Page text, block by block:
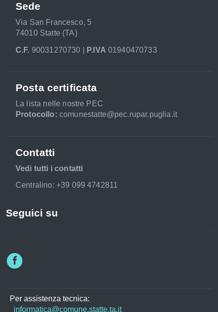
Sede
Via San Francesco, 5
74010 Statte (TA)
C.F. 90031270730 | P.IVA 01940470733
Posta certificata
La lista nelle nostre PEC
Protocollo: comunestatte@pec.rupar.puglia.it
Contatti
Vedi tutti i contatti
Centralino: +39 099 4742811
Seguici su
Per assistenza tecnica:
informatica@comune.statte.ta.it